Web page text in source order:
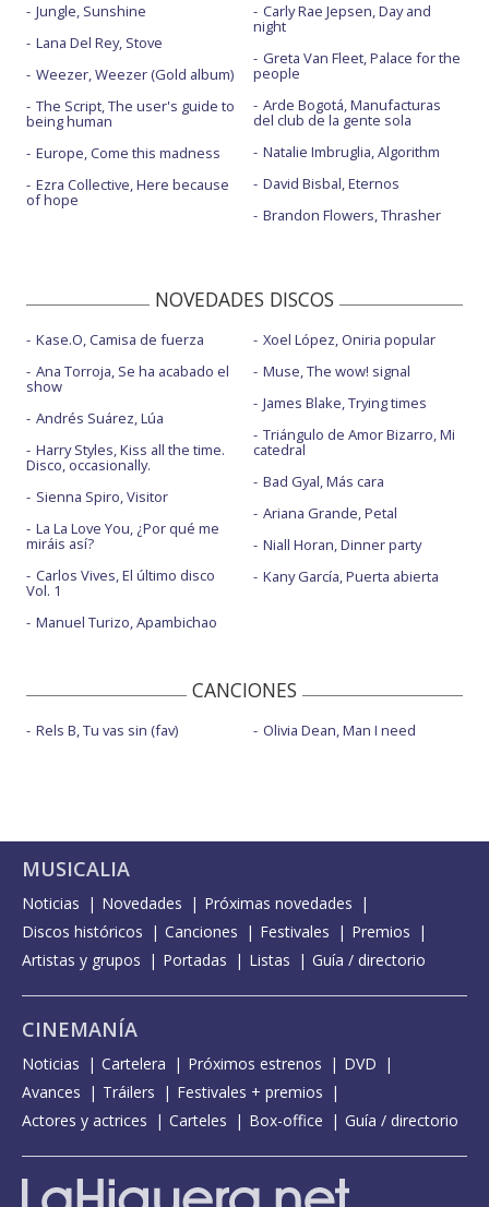
Jungle, Sunshine
Lana Del Rey, Stove
Weezer, Weezer (Gold album)
The Script, The user's guide to
being human
Europe, Come this madness
Ezra Collective, Here because
of hope
Carly Rae Jepsen, Day and
night
Greta Van Fleet, Palace for the
people
Arde Bogotá, Manufacturas
del club de la gente sola
Natalie Imbruglia, Algorithm
David Bisbal, Eternos
Brandon Flowers, Thrasher
NOVEDADES DISCOS
Kase.O, Camisa de fuerza
Ana Torroja, Se ha acabado el
show
Andrés Suárez, Lúa
Harry Styles, Kiss all the time.
Disco, occasionally.
Sienna Spiro, Visitor
La La Love You, ¿Por qué me
miráis así?
Carlos Vives, El último disco
Vol. 1
Manuel Turizo, Apambichao
Xoel López, Oniria popular
Muse, The wow! signal
James Blake, Trying times
Triángulo de Amor Bizarro, Mi
catedral
Bad Gyal, Más cara
Ariana Grande, Petal
Niall Horan, Dinner party
Kany García, Puerta abierta
CANCIONES
Rels B, Tu vas sin (fav) Olivia Dean, Man I need
MUSICALIA
Noticias Novedades
Próximas novedades
Discos históricos
Canciones Festivales
Premios
Artistas y grupos
Portadas Listas Guía / directorio
CINEMANÍA
Noticias Cartelera Próximos estrenos
DVD
Avances
Tráilers
Festivales + premios
Actores y actrices
Carteles Box-office Guía / directorio